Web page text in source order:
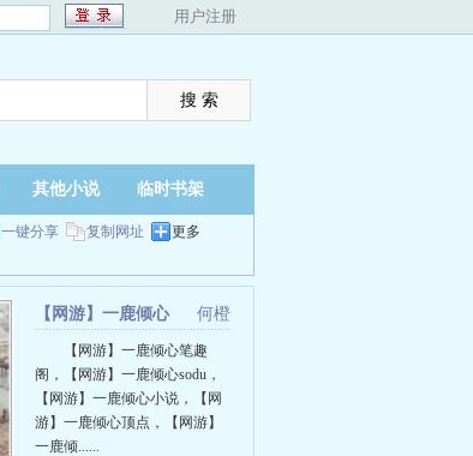
用户注册
其他小说 临时书架
一键分享 复制网址 更多
何橙
【网游】一鹿倾心
【网游】一鹿倾心笔趣
阁，【网游】一鹿倾心sodu，
【网游】一鹿倾心小说，【网
游】一鹿倾心顶点，【网游】
一鹿倾......